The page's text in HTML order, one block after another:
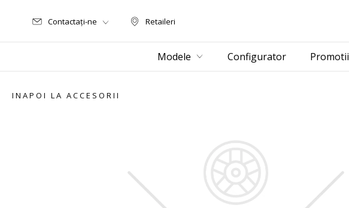
Retaileri
Retaileri
Contactați-ne
Modele Configurator Promotii
INAPOI LA ACCESORII